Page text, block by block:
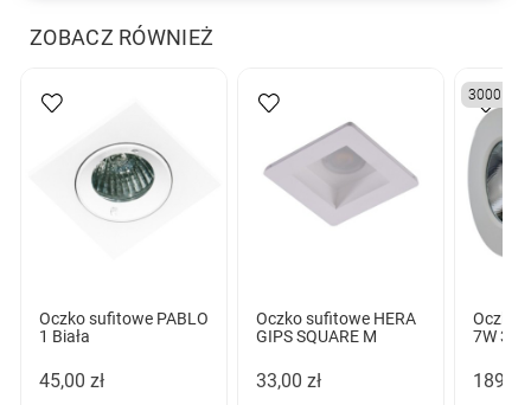
ZOBACZ RÓWNIEŻ
Oczko sufitowe PABLO
1 Biała
45,00 zł
Oczko sufitowe HERA
GIPS SQUARE M
33,00 zł
3000K
Oczko
7W
189,00